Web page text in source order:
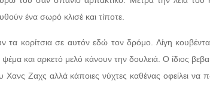
ένα σωρό κλισέ και τίποτε.
τα κορίτσια σε αυτόν εδώ τον δρόμο. Λίγη
και αρκετό μελό κάνουν την δουλειά. Ο ίδιος
Χανς Ζαχς αλλά κάποιες νύχτες καθένας οφείλει να